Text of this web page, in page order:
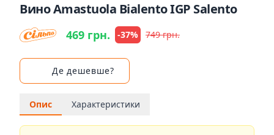
Вино Amastuola Bialento IGP Salento
469 грн. -37% 749 грн.
Де дешевше?
Опис Характеристики